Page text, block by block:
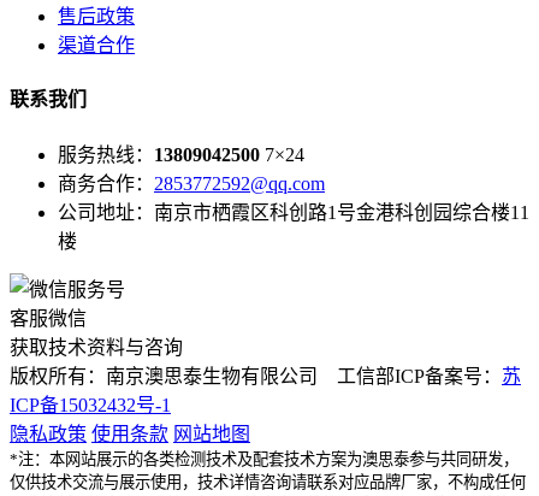
售后政策
渠道合作
联系我们
服务热线： 13809042500 7×24
商务合作： 2853772592@qq.com
公司地址：南京市栖霞区科创路1号金港科创园综合楼11
楼
客服微信
获取技术资料与咨询
版权所有：南京澳思泰生物有限公司 工信部ICP备案号： 苏
ICP备15032432号-1
隐私政策 使用条款 网站地图
*注：本网站展示的各类检测技术及配套技术方案为澳思泰参与共同研发，
仅供技术交流与展示使用，技术详情咨询请联系对应品牌厂家，不构成任何